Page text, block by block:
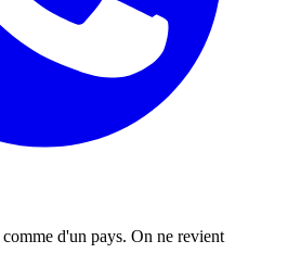
comme d'un pays. On ne revient